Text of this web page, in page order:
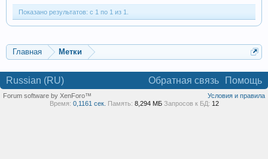
Показано результатов: с 1 по 1 из 1.
Главная Метки
Russian (RU) Обратная связь Помощь
Условия и правила
Forum software by XenForo™
Время: 0,1161 сек. Память: 8,294 МБ Запросов к БД: 12